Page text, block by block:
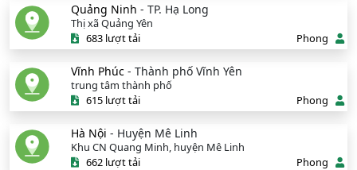
Quảng Ninh - TP. Hạ Long
Thị xã Quảng Yên
683 lượt tải
Phong
Vĩnh Phúc - Thành phố Vĩnh Yên
trung tâm thành phố
615 lượt tải
Phong
Hà Nội - Huyện Mê Linh
Khu CN Quang Minh, huyện Mê Linh
662 lượt tải
Phong